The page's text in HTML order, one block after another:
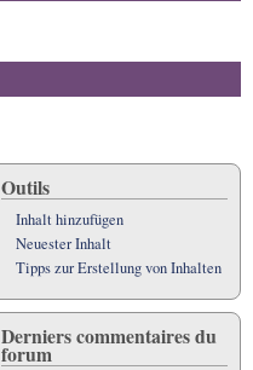
Outils
Inhalt hinzufügen
Neuester Inhalt
Tipps zur Erstellung von Inhalten
Derniers commentaires du
forum